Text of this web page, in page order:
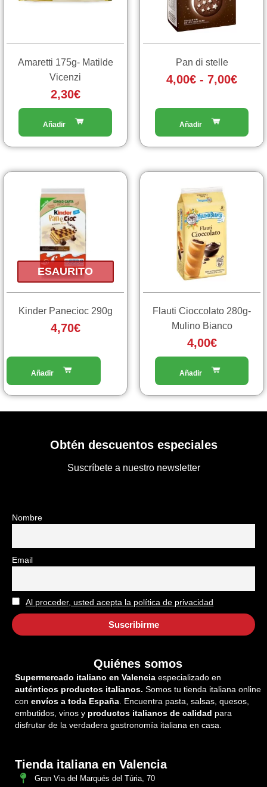
Amaretti 175g- Matilde
Vicenzi
2,30€
Pan di stelle
4,00€ - 7,00€
opzioni
possono
pagina
prodotto
ESAURITO
Kinder Panecioc 290g
4,70€
Flauti Cioccolato 280g-
Mulino Bianco
4,00€
Obtén descuentos especiales
Suscríbete a nuestro newsletter
Nombre
Email
Al proceder, usted acepta la política de privacidad
Quiénes somos
Supermercado italiano en Valencia especializado en
auténticos productos italianos. Somos tu tienda italiana online
con envíos a toda España . Encuentra pasta, salsas, quesos,
embutidos, vinos y productos italianos de calidad para
disfrutar de la verdadera gastronomía italiana en casa.
Tienda italiana en Valencia
Gran Via del Marqués del Túria, 70